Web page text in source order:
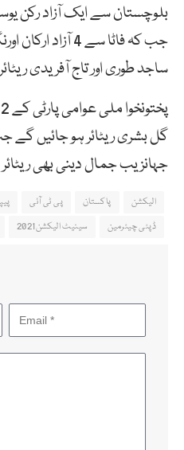
بلوچستان سے ایک آزاد رکن
جب کہ فاٹا سے 4
ساجد طوری اور تاج آفریدی
گل بشری ریٹائر ہو جائیں
جہانزیب جمال دینی بھی
الیکشن پاکستان پی ٹی آئی
ڈپٹی چیئرمین
سینیٹ الیکشن2021